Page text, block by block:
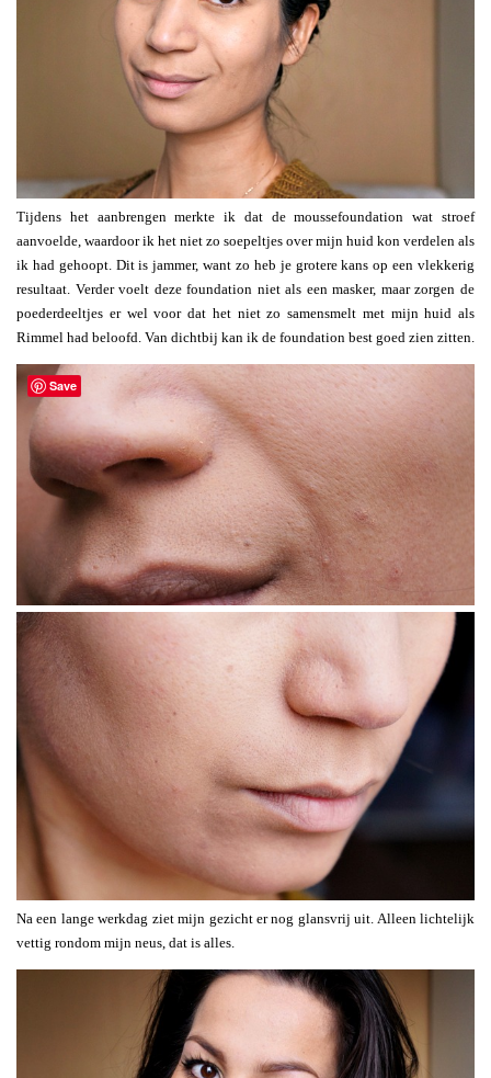
Tijdens het aanbrengen merkte ik dat de moussefoundation wat stroef
aanvoelde, waardoor ik het niet zo soepeltjes over mijn huid kon verdelen als
ik had gehoopt. Dit is jammer, want zo heb je grotere kans op een vlekkerig
resultaat. Verder voelt deze foundation niet als een masker, maar zorgen de
poederdeeltjes er wel voor dat het niet zo samensmelt met mijn huid als
Rimmel had beloofd. Van dichtbij kan ik de foundation best goed zien zitten.
Na een lange werkdag ziet mijn gezicht er nog glansvrij uit. Alleen lichtelijk
vettig rondom mijn neus, dat is alles.
Save